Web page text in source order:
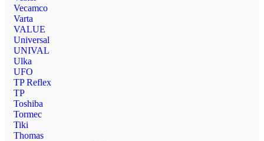
Vecamco
Varta
VALUE
Universal
UNIVAL
Ulka
UFO
TP Reflex
TP
Toshiba
Tormec
Tiki
Thomas